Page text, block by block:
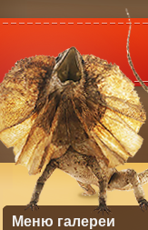
Меню галереи